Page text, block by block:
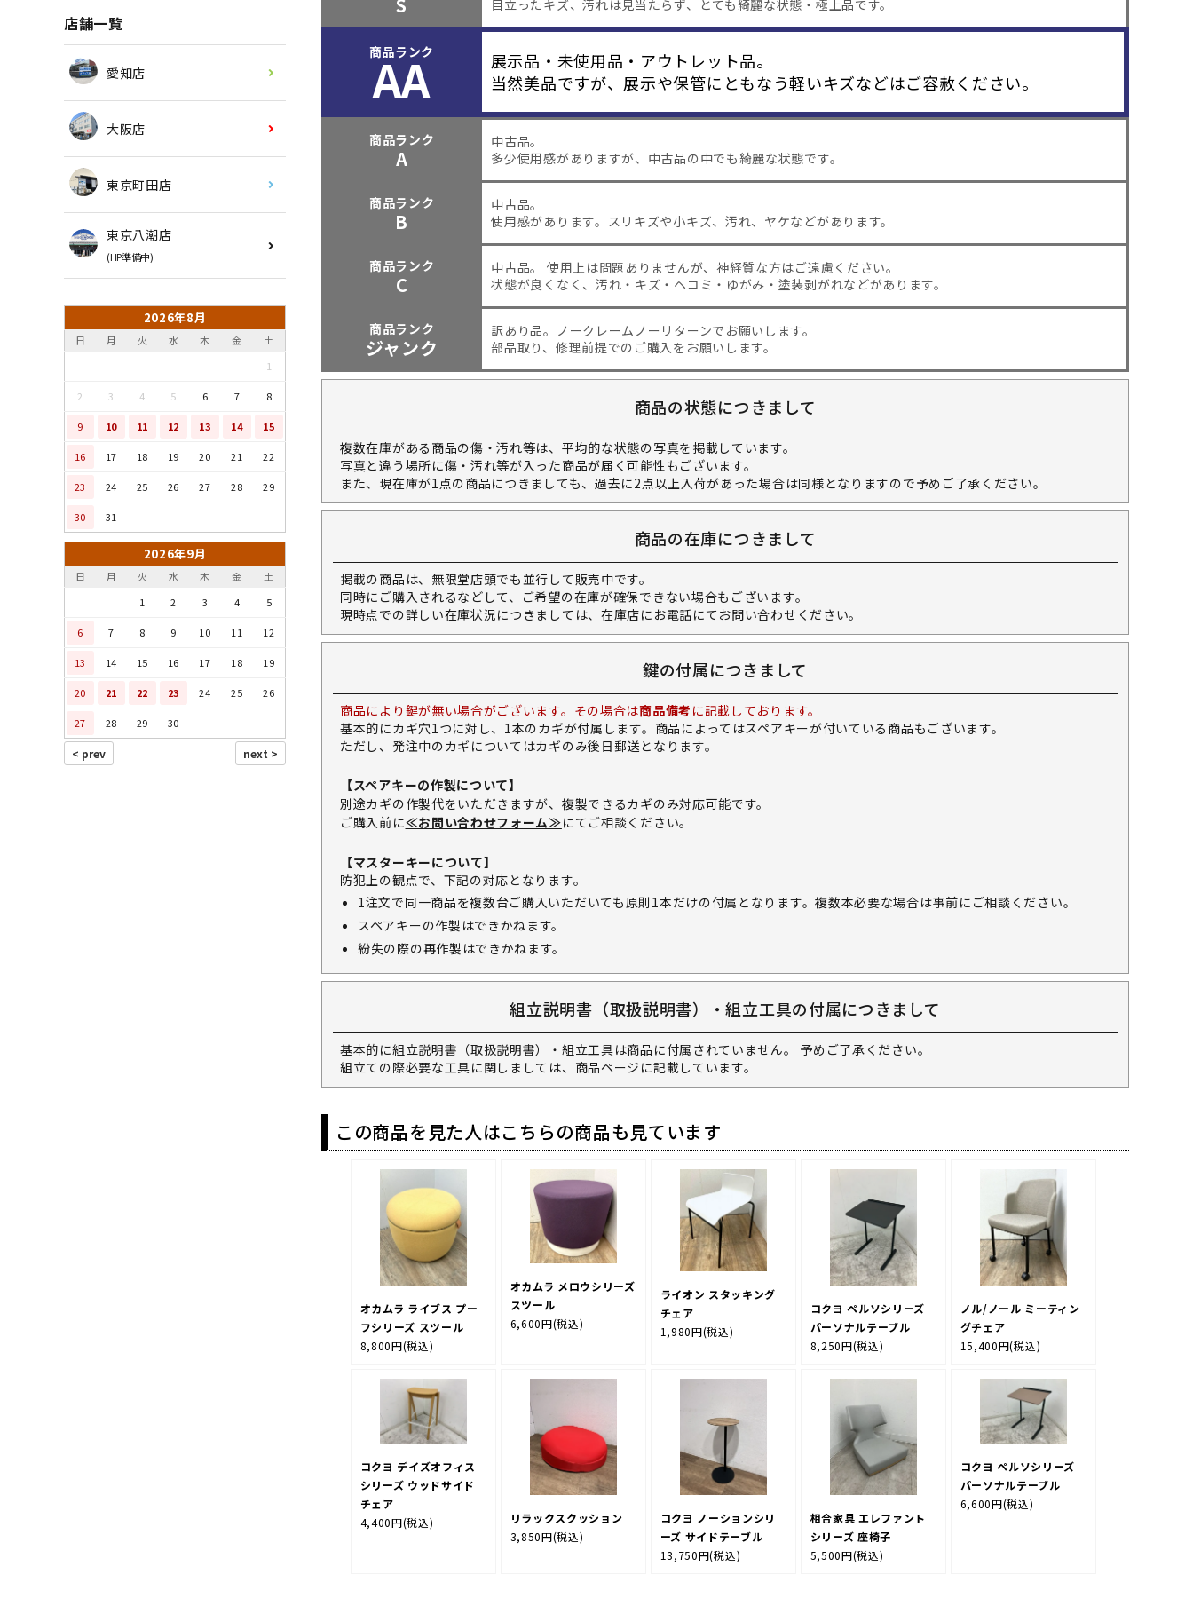
店舗一覧
愛知店
大阪店
東京町田店
東京八潮店
(HP準備中)
2026年8月
日 月 火 水 木 金
土
1
2 3 4 5 6 7 8
9 10 11 12 13 14 15
16 17 18 19 20 21 22
23 24 25 26 27 28 29
30 31
2026年9月
日 月 火 水 木 金
土
1
2 3 4 5
6 7 8 9 10 11 12
13 14 15 16 17 18 19
20 21 22 23 24 25 26
27 28 29 30
目立ったキズ、汚れは見当たらず、とても綺麗な状態・極上品です。
商品ランク
AA
展示品・未使用品・アウトレット品。
当然美品ですが、展示や保管にともなう軽いキズなどはご容赦ください。
商品ランク
A
中古品。
多少使用感がありますが、中古品の中でも綺麗な状態です。
商品ランク
B
中古品。
使用感があります。スリキズや小キズ、汚れ、ヤケなどがあります。
商品ランク
C
中古品。 使用上は問題ありませんが、神経質な方はご遠慮ください。
状態が良くなく、汚れ・キズ・ヘコミ・ゆがみ・塗装剥がれなどがあります。
商品ランク
ジャンク
訳あり品。 ノークレームノーリターンでお願いします。
部品取り、修理前提でのご購入をお願いします。
商品の状態につきまして
複数在庫がある商品の傷・汚れ等は、平均的な状態の写真を掲載しています。
写真と違う場所に傷・汚れ等が入った商品が届く可能性もございます。
また、現在庫が1点の商品につきましても、過去に2点以上入荷があった場合は同様となりますので予めご了承ください。
商品の在庫につきまして
掲載の商品は、無限堂店頭でも並行して販売中です。
同時にご購入されるなどして、ご希望の在庫が確保できない場合もございます。
現時点での詳しい在庫状況につきましては、在庫店にお電話にてお問い合わせください。
鍵の付属につきまして
商品により鍵が無い場合がございます。その場合は商品備考 に記載しております。
基本的にカギ穴1つに対し、1本のカギが付属します。商品によってはスペアキーが付いている商品もございます。
ただし、発注中のカギについてはカギのみ後日郵送となります。
【スペアキーの作製について】
別途カギの作製代をいただきますが、複製できるカギのみ対応可能です。
ご購入前に≪お問い合わせフォーム≫にてご相談ください。
【マスターキーについて】
防犯上の観点で、下記の対応となります。
1注文で同一商品を複数台ご購入いただいても原則1本だけの付属となります。複数本必要な場合は事前にご相談ください。
スペアキーの作製はできかねます。
紛失の際の再作製はできかねます。
組立説明書（取扱説明書）・組立工具の付属につきまして
基本的に組立説明書（取扱説明書）・組立工具は商品に付属されていません。 予めご了承ください。
組立ての際必要な工具に関しましては、商品ページに記載しています。
この商品を見た人はこちらの商品も見ています
オカムラ ライブス プー
フシリーズ スツール
8,800円(税込)
オカムラ メロウシリーズ
スツール
6,600円(税込)
ライオン スタッキング
チェア
1,980円(税込)
コクヨ ペルソシリーズ
パーソナルテーブル
8,250円(税込)
ノル/ノール ミーティン
グチェア
15,400円(税込)
コクヨ デイズオフィス
シリーズ ウッドサイド
チェア
4,400円(税込)
リラックスクッション
3,850円(税込)
コクヨ ノーションシリ
ーズ サイドテーブル
13,750円(税込)
相合家具 エレファント
シリーズ 座椅子
5,500円(税込)
コクヨ ペルソシリーズ
パーソナルテーブル
6,600円(税込)